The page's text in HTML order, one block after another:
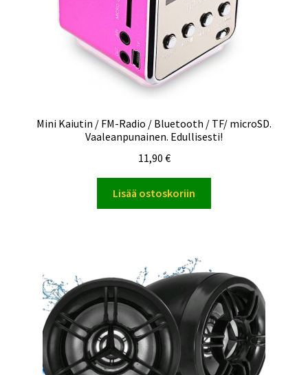
Mini Kaiutin / FM-Radio / Bluetooth / TF/ microSD.
Vaaleanpunainen. Edullisesti!
11,90 €
Lisää ostoskoriin